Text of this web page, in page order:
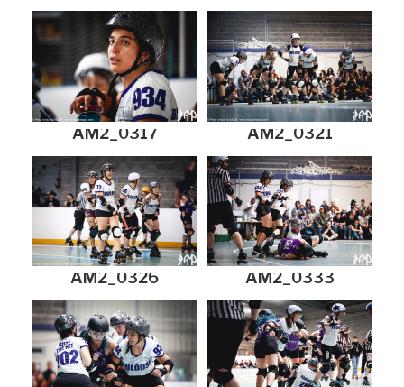
AM2_0317 AM2_0321
AM2_0326 AM2_0333